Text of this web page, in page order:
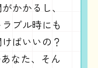
かかるし、
ブル時にも
ばいいの？
なた、そん